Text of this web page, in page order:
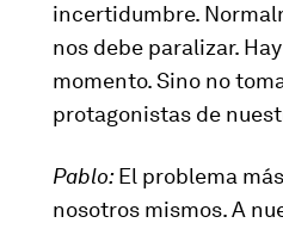
incertidumbre.
nos debe paralizar.
momento. Sino no
protagonistas de
Pablo:El problema
nosotros mismos. A